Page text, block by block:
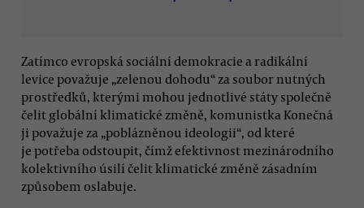
Zatímco evropská sociální demokracie a radikální
levice považuje „zelenou dohodu“ za soubor nutných
prostředků, kterými mohou jednotlivé státy společně
čelit globální klimatické změně, komunistka Konečná
ji považuje za „poblázněnou ideologii“, od které
je potřeba odstoupit, čímž efektivnost mezinárodního
kolektivního úsilí čelit klimatické změně zásadním
způsobem oslabuje.